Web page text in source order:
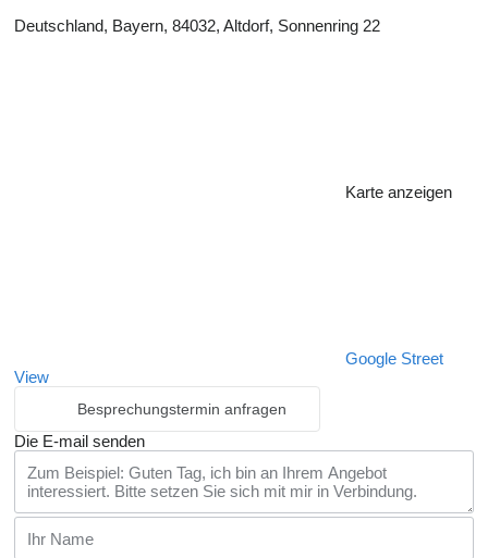
Deutschland, Bayern, 84032, Altdorf, Sonnenring 22
Karte anzeigen
Google Street
View
Besprechungstermin anfragen
Die E-mail senden